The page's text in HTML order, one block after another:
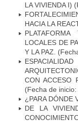
LA VIVIENDA I)
HACIA LA
LOCALES DE
Y LA PAZ.
CON ACCESO
(Fecha de
¿PARA DÓNDE
DE LA